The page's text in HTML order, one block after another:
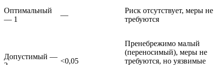
Оптимальный
— 1
—
Риск отсутствует, меры не
требуются
Допустимый —
<0,05
Пренебрежимо малый
(переносимый), меры не
требуются, но уязвимые